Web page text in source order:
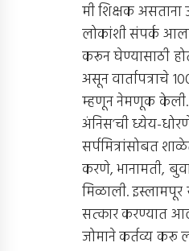
मी शिक्षक
लोकांशी संपर्क आला.
करून घेण्यासाठी होत
असून वार्तापत्राचे
म्हणून नेमणूक केली.
अंनिस’ची ध्येय-
सर्पमित्रांसोबत
करणे, भानामती,
मिळाली. इस्लामपूर
सत्कार करण्यात
जोमाने कर्तव्य करू